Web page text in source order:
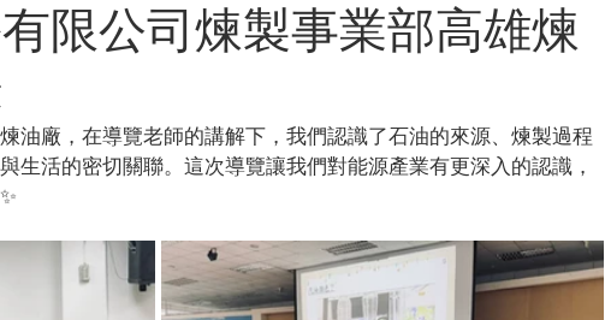
限公司煉製事業部高雄煉
油廠，在導覽老師的講解下，我們認識了石油的來源、煉製過程
生活的密切關聯。這次導覽讓我們對能源產業有更深入的認識，